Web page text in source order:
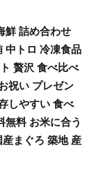
鮮 詰め合わせ
中トロ 冷凍食品
贅沢 食べ比べ
祝い プレゼン
しやすい 食べ
無料 お米に合う
まぐろ 築地 産